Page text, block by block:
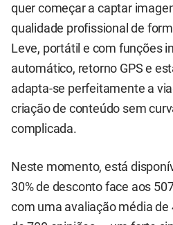
quer começar a captar
qualidade profissional de
Leve, portátil e com funções
automático, retorno GPS e
adapta-se perfeitamente a
criação de conteúdo sem
complicada.
Neste momento, está
30% de desconto face aos
com uma avaliação média